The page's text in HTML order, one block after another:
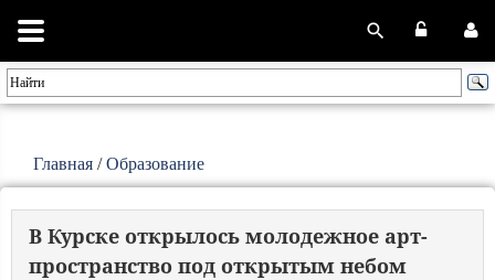
Главная /Образование
В Курске открылось молодежное арт-
пространство под открытым небом